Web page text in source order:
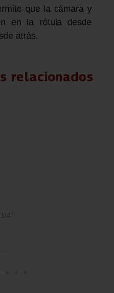
que la cámara y
en la rótula desde
atrás.
relacionados
4"